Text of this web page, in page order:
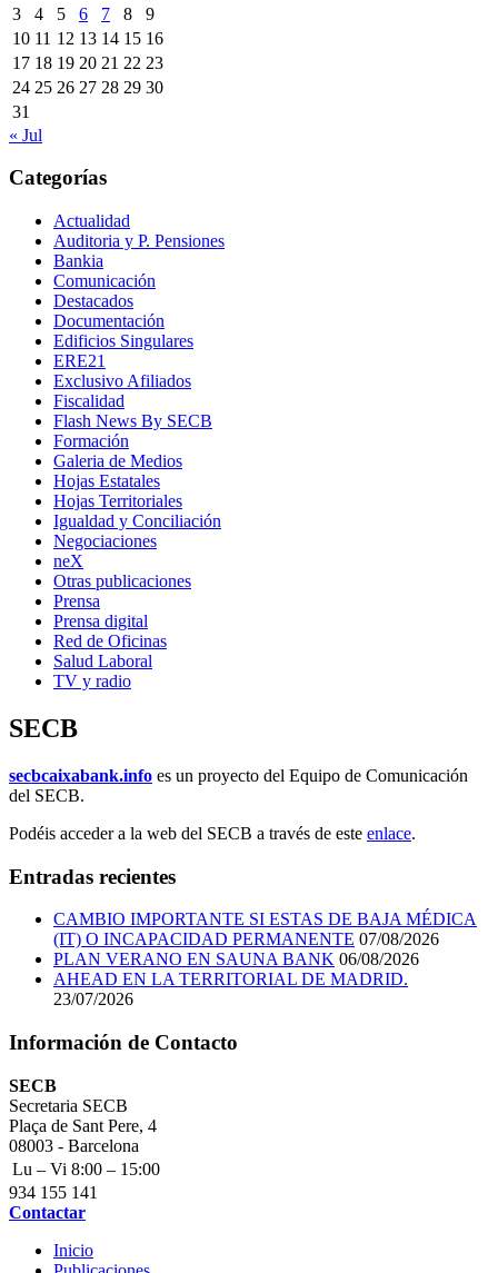
3
4 5 6 7 8
9
10 11 12 13 14 15 16
17 18 19 20 21 22 23
24 25 26 27 28 29 30
31
« Jul
Categorías
Actualidad
Auditoria y P. Pensiones
Bankia
Comunicación
Destacados
Documentación
Edificios Singulares
ERE21
Exclusivo Afiliados
Fiscalidad
Flash News By SECB
Formación
Galeria de Medios
Hojas Estatales
Hojas Territoriales
Igualdad y Conciliación
Negociaciones
neX
Otras publicaciones
Prensa
Prensa digital
Red de Oficinas
Salud Laboral
TV y radio
SECB
secbcaixabank.info es un proyecto del Equipo de Comunicación
del SECB.
Podéis acceder a la web del SECB a través de este enlace.
Entradas recientes
CAMBIO IMPORTANTE SI ESTAS DE BAJA MÉDICA
(IT) O INCAPACIDAD PERMANENTE 07/08/2026
PLAN VERANO EN SAUNA BANK 06/08/2026
AHEAD EN LA TERRITORIAL DE MADRID.
23/07/2026
Información de Contacto
Address:
SECB
Secretaria SECB
Plaça de Sant Pere, 4
08003 - Barcelona
Business
hours:
Lu – Vi 8:00 – 15:00
Phone
number:
934 155 141
Email
Contactar
Inicio